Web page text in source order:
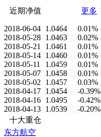
近期净值 更多
2018-06-04 1.0464
0.01%
2018-05-28 1.0463
0.02%
2018-05-21
1.0461
0.01%
2018-05-14 1.0460
0.01%
2018-05-11
1.0459
0.01%
2018-05-07 1.0458
0.01%
2018-05-02
1.0457
0.03%
2018-04-17 1.0454
-0.39%
2018-04-16 1.0495
-0.42%
2018-04-13 1.0539
-0.20%
十大重仓
东方航空